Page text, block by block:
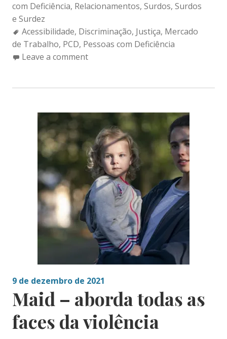
com Deficiência, Relacionamentos, Surdos, Surdos
e Surdez
Tags:
Acessibilidade, Discriminação, Justiça, Mercado
de Trabalho, PCD, Pessoas com Deficiência
Leave a comment
9 de dezembro de 2021
Maid – aborda todas as
faces da violência